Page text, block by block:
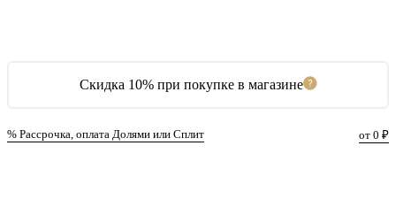
Скидка 10% при покупке в магазине
% Рассрочка, оплата Долями или Сплит от 0 ₽